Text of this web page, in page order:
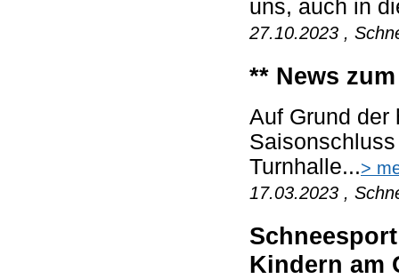
uns, auch in
27.10.2023 ,
** News
Auf Grund der
Turnhalle...>
17.03.2023 ,
Kindern am